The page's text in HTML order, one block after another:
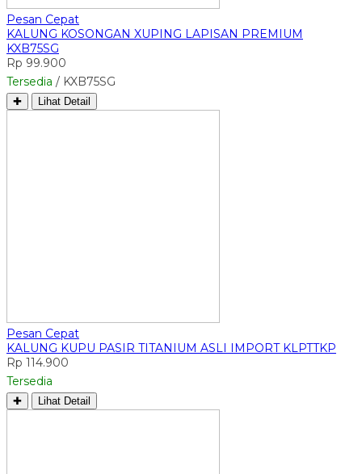
Pesan Cepat
KALUNG KOSONGAN XUPING LAPISAN PREMIUM
KXB75SG
Rp 99.900
Tersedia / KXB75SG
✚ Lihat Detail
Pesan Cepat
KALUNG KUPU PASIR TITANIUM ASLI IMPORT KLPTTKP
Rp 114.900
Tersedia
✚ Lihat Detail